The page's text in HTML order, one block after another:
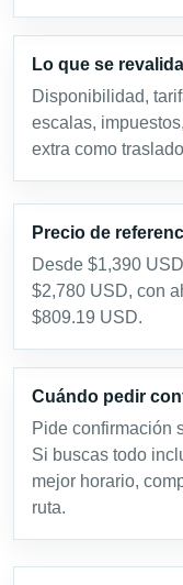
Lo que se revalida
Disponibilidad,
escalas,
extra como
Precio de
Desde $1,390
$2,780 USD, con
$809.19 USD.
Cuándo pedir
Pide confirmación
Si buscas todo
mejor horario,
ruta.